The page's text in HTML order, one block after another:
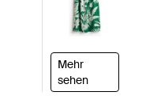
Mehr
sehen